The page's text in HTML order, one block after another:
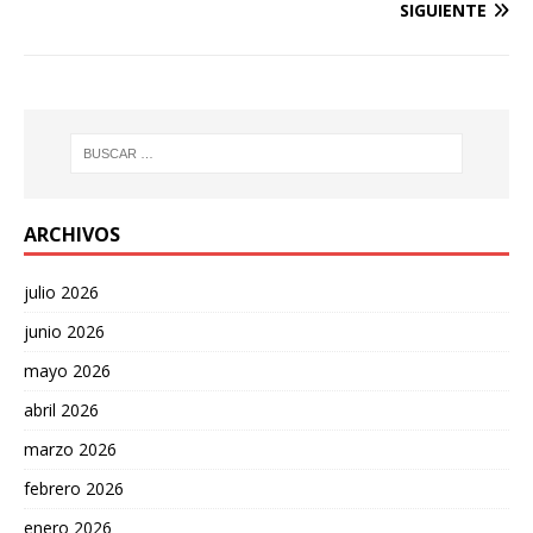
SIGUIENTE
ARCHIVOS
julio 2026
junio 2026
mayo 2026
abril 2026
marzo 2026
febrero 2026
enero 2026